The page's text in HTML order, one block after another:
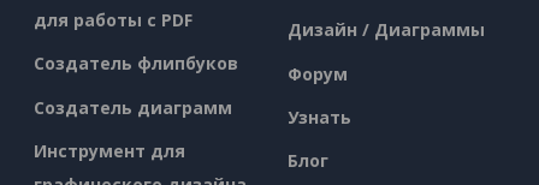
для работы с PDF
Создатель флипбуков
Создатель диаграмм
Инструмент для
Дизайн / Диаграммы
Форум
Узнать
Блог